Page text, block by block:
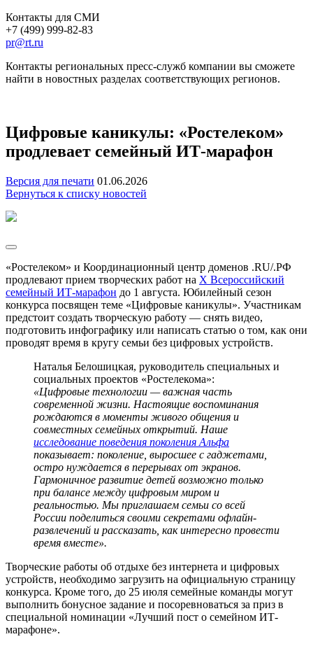
Контакты для СМИ
+7 (499) 999-82-83
pr@rt.ru
Контакты региональных пресс-служб компании вы сможете
найти в новостных разделах соответствующих регионов.
Цифровые каникулы: «Ростелеком»
продлевает семейный ИТ‑марафон
Версия для печати 01.06.2026
Вернуться к списку новостей
«Ростелеком» и Координационный центр доменов .RU/.РФ
продлевают прием творческих работ на X Всероссийский
семейный ИТ‑марафон до 1 августа. Юбилейный сезон
конкурса посвящен теме «Цифровые каникулы». Участникам
предстоит создать творческую работу — снять видео,
подготовить инфографику или написать статью о том, как они
проводят время в кругу семьи без цифровых устройств.
Наталья Белошицкая, руководитель специальных и
социальных проектов «Ростелекома»:
«Цифровые технологии — важная часть
современной жизни. Настоящие воспоминания
рождаются в моменты живого общения и
совместных семейных открытий. Наше
исследование поведения поколения Альфа
показывает: поколение, выросшее с гаджетами,
остро нуждается в перерывах от экранов.
Гармоничное развитие детей возможно только
при балансе между цифровым миром и
реальностью. Мы приглашаем семьи со всей
России поделиться своими секретами офлайн-
развлечений и рассказать, как интересно провести
время вместе».
Творческие работы об отдыхе без интернета и цифровых
устройств, необходимо загрузить на официальную страницу
конкурса. Кроме того, до 25 июля семейные команды могут
выполнить бонусное задание и посоревноваться за приз в
специальной номинации «Лучший пост о семейном ИТ-
марафоне».